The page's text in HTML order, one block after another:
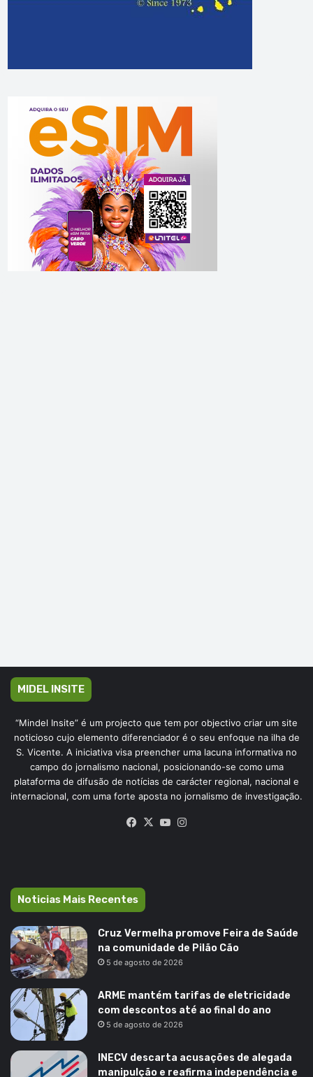
MIDEL INSITE
“Mindel Insite” é um projecto que tem por objectivo criar um site
noticioso cujo elemento diferenciador é o seu enfoque na ilha de
S. Vicente. A iniciativa visa preencher uma lacuna informativa no
campo do jornalismo nacional, posicionando-se como uma
plataforma de difusão de notícias de carácter regional, nacional e
internacional, com uma forte aposta no jornalismo de investigação.
Facebook
X YouTube
Noticias Mais Recentes
Cruz Vermelha promove Feira de Saúde
na comunidade de Pilão Cão
5 de agosto de 2026
ARME mantém tarifas de eletricidade
com descontos até ao final do ano
5 de agosto de 2026
INECV descarta acusações de alegada
manipulção e reafirma independência e